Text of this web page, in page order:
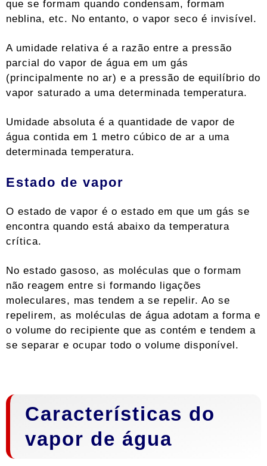
que se formam quando condensam, formam
neblina, etc. No entanto, o vapor seco é invisível.
A umidade relativa é a razão entre a pressão
parcial do vapor de água em um gás
(principalmente no ar) e a pressão de equilíbrio do
vapor saturado a uma determinada temperatura.
Umidade absoluta é a quantidade de vapor de
água contida em 1 metro cúbico de ar a uma
determinada temperatura.
Estado de vapor
O estado de vapor é o estado em que um gás se
encontra quando está abaixo da temperatura
crítica.
No estado gasoso, as moléculas que o formam
não reagem entre si formando ligações
moleculares, mas tendem a se repelir. Ao se
repelirem, as moléculas de água adotam a forma e
o volume do recipiente que as contém e tendem a
se separar e ocupar todo o volume disponível.
Características do
vapor de água